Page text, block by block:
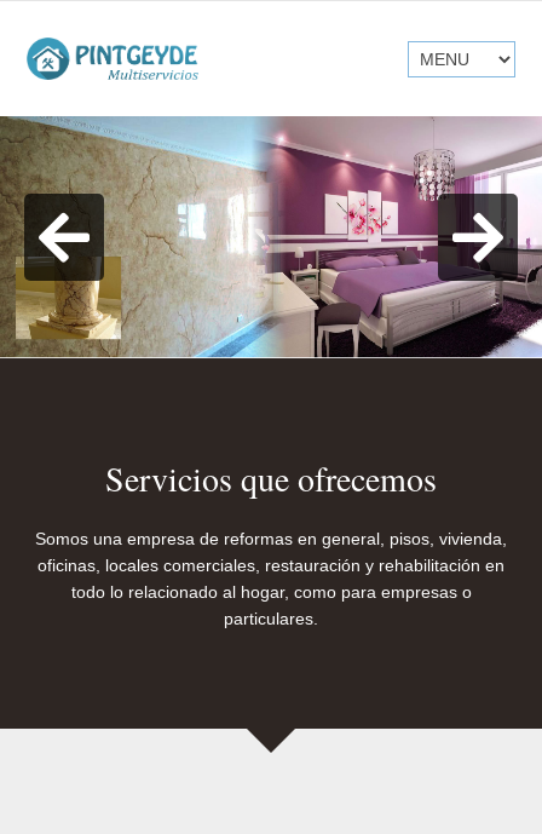
Servicios que ofrecemos
Somos una empresa de reformas en general, pisos, vivienda,
oficinas, locales comerciales, restauración y rehabilitación en
todo lo relacionado al hogar, como para empresas o
particulares.